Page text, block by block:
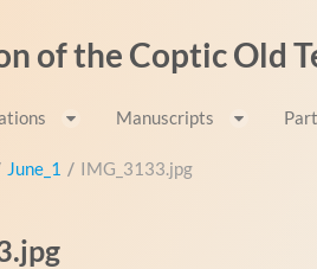
of the Coptic Old
Manuscripts
June_1 / IMG_3133.jpg